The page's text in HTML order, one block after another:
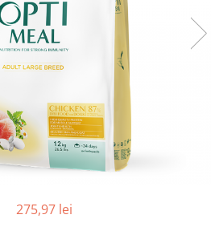
275,97 lei